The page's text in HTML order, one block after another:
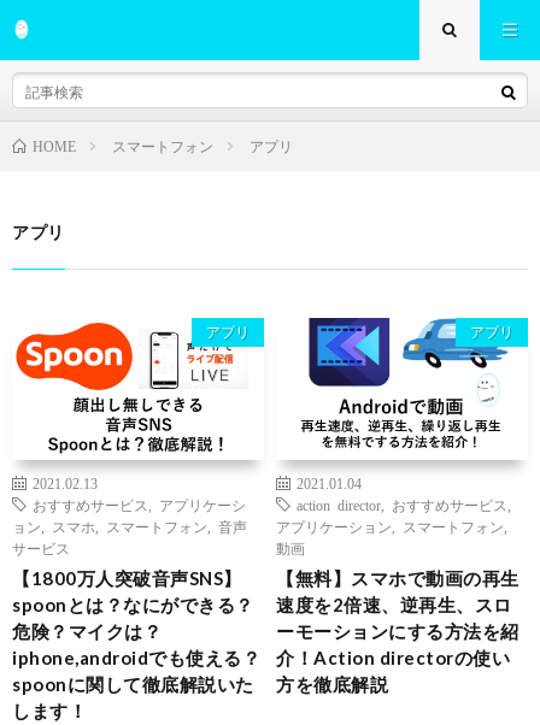
HOME スマートフォン アプリ
アプリ
アプリ
2021.02.13
おすすめサービス
アプリケーシ
ョン
スマホ スマートフォン
音声
サービス
【1800万人突破音声SNS】
spoonとは？なにができる？
危険？マイクは？
iphone,androidでも使える？
spoonに関して徹底解説いた
します！
アプリ
2021.01.04
action director
おすすめサービス
アプリケーション
スマートフォン
動画
【無料】スマホで動画の再生
速度を2倍速、逆再生、スロ
ーモーションにする方法を紹
介！Action directorの使い
方を徹底解説